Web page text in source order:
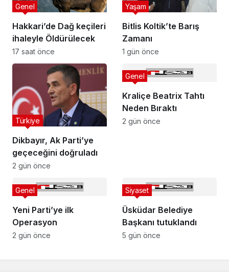
Hakkari’de Dağ keçileri
ihaleyle Öldürülecek
Genel
17 saat önce
Bitlis Koltik’te Barış
Zamanı
Yaşam
1 gün önce
Dikbayır, Ak Parti’ye
geçeceğini doğruladı
Türkiye
2 gün önce
Kraliçe Beatrix Tahtı
Neden Bıraktı
Genel
2 gün önce
Yeni Parti’ye ilk
Operasyon
Genel
2 gün önce
Üsküdar Belediye
Başkanı tutuklandı
Siyaset
5 gün önce